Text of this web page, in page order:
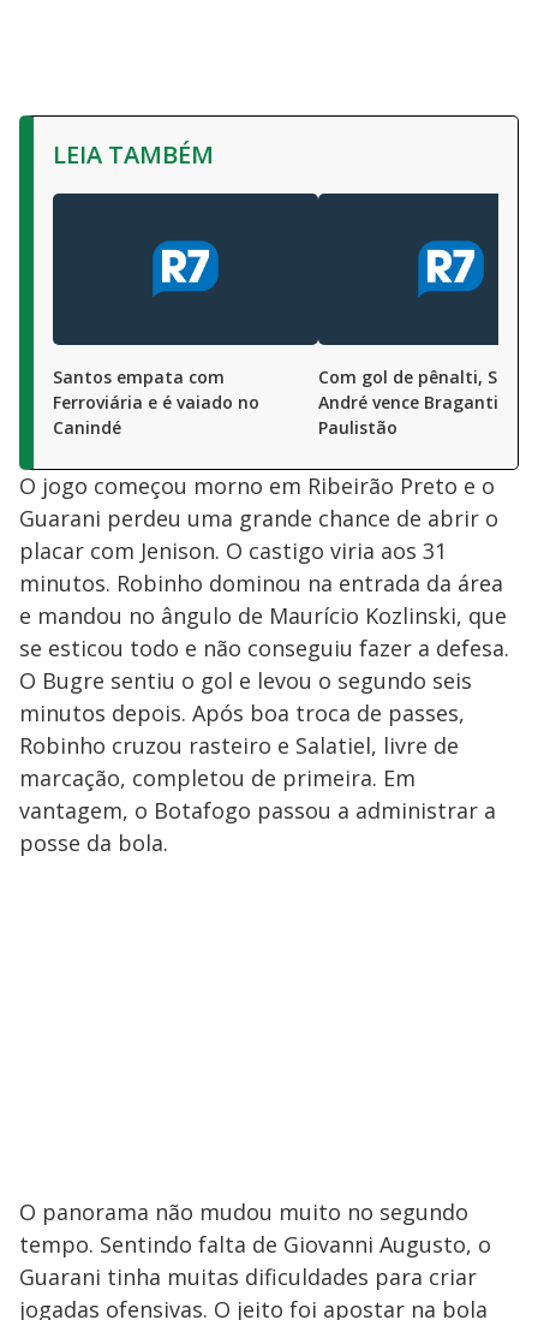
LEIA TAMBÉM
Santos empata com
Ferroviária e é vaiado no
Canindé
Com gol de pênalti, Santo
André vence Bragantino
Paulistão
O jogo começou morno em Ribeirão Preto e o
Guarani perdeu uma grande chance de abrir o
placar com Jenison. O castigo viria aos 31
minutos. Robinho dominou na entrada da área
e mandou no ângulo de Maurício Kozlinski, que
se esticou todo e não conseguiu fazer a defesa.
O Bugre sentiu o gol e levou o segundo seis
minutos depois. Após boa troca de passes,
Robinho cruzou rasteiro e Salatiel, livre de
marcação, completou de primeira. Em
vantagem, o Botafogo passou a administrar a
posse da bola.
O panorama não mudou muito no segundo
tempo. Sentindo falta de Giovanni Augusto, o
Guarani tinha muitas dificuldades para criar
jogadas ofensivas. O jeito foi apostar na bola